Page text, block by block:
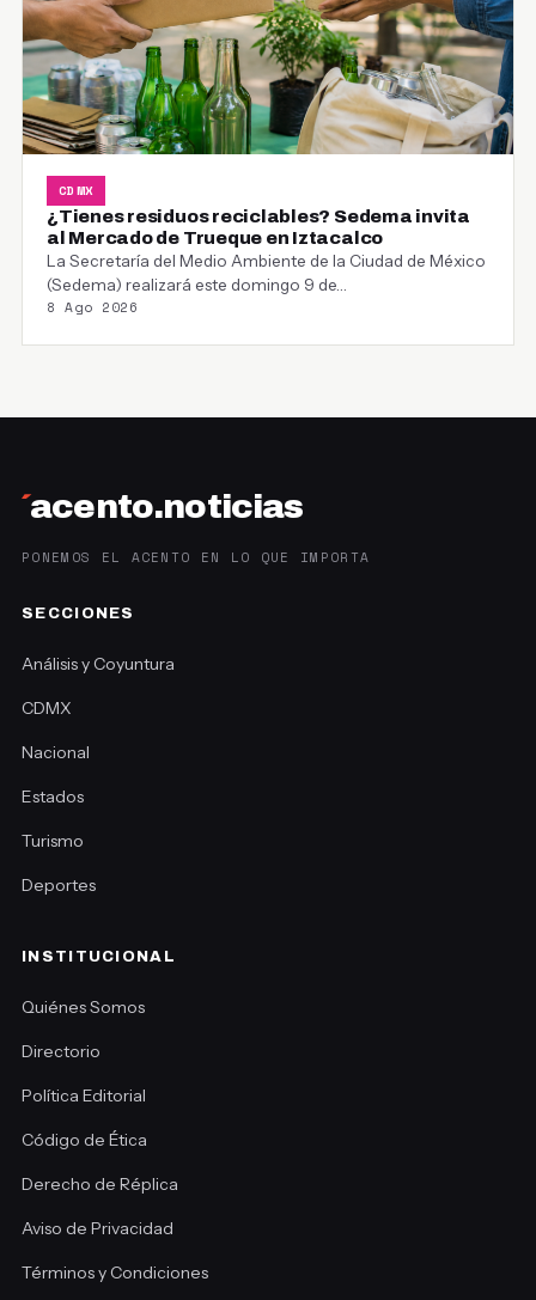
CDMX
¿Tienes residuos reciclables? Sedema invita
al Mercado de Trueque en Iztacalco
La Secretaría del Medio Ambiente de la Ciudad de México
(Sedema) realizará este domingo 9 de…
8 Ago 2026
´acento.noticias
PONEMOS EL ACENTO EN LO QUE IMPORTA
SECCIONES
Análisis y Coyuntura
CDMX
Nacional
Estados
Turismo
Deportes
INSTITUCIONAL
Quiénes Somos
Directorio
Política Editorial
Código de Ética
Derecho de Réplica
Aviso de Privacidad
Términos y Condiciones